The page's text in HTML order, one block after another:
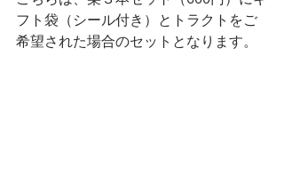
フト袋（シール付き）とトラクトをご
希望された場合のセットとなります。